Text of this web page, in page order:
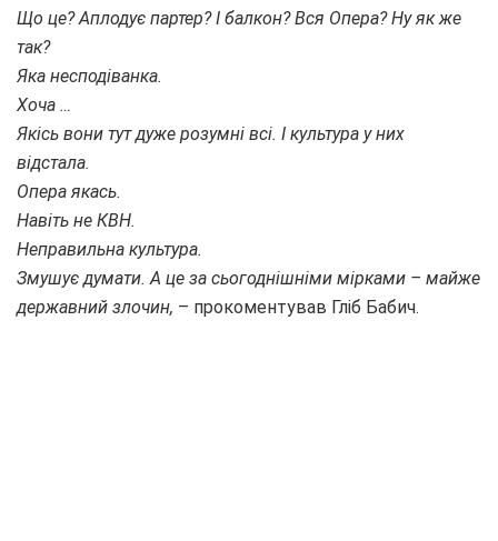
Що це? Аплодує партер? І балкон? Вся Опера? Ну як же
так?
Яка несподіванка.
Хоча …
Якісь вони тут дуже розумні всі. І культура у них
відстала.
Опера якась.
Навіть не КВН.
Неправильна культура.
Змушує думати. А це за сьогоднішніми мірками – майже
державний злочин, – прокоментував Гліб Бабич.